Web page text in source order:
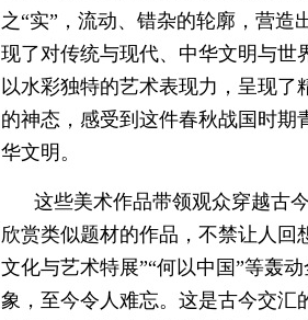
之“实”，流动、错杂的轮廓，营
现了对传统与现代、中华文明与世
以水彩独特的艺术表现力，呈现
的神态，感受到这件春秋战国时期
华文明。
这些美术作品带领观众穿越古
欣赏类似题材的作品，不禁让人
文化与艺术特展”“何以中国”等轰
象，至今令人难忘。这是古今交汇